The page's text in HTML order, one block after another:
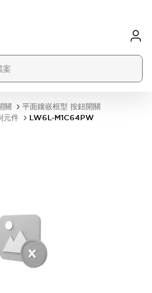
關
平面鑲嵌框型 按鈕開關
元件
LW6L-M1C64PW